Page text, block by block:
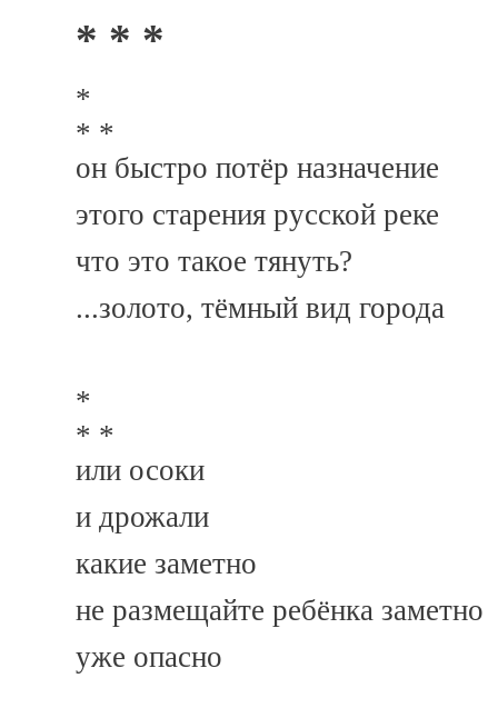
* * *
*
* *
он быстро потёр назначение
этого старения русской реке
что это такое тянуть?
...золото, тёмный вид города
*
* *
или осоки
и дрожали
какие заметно
не размещайте ребёнка заметно
уже опасно